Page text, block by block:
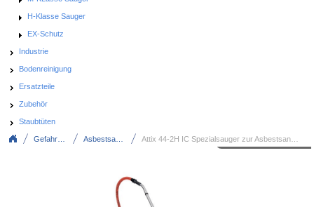
H-Klasse Sauger
EX-Schutz
Industrie
Bodenreinigung
Ersatzteile
Zubehör
Staubtüten